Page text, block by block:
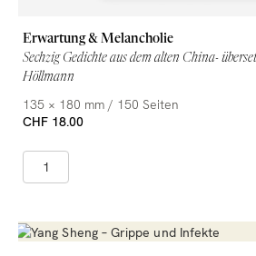
Erwartung & Melancholie
Sechzig Gedichte aus dem alten China-
Höllmann
135 × 180 mm / 150 Seiten
CHF 18.00